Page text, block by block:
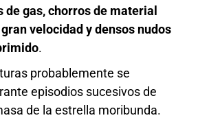
de gas, chorros de material
velocidad y densos nudos
.
probablemente se
episodios sucesivos de
de la estrella moribunda.